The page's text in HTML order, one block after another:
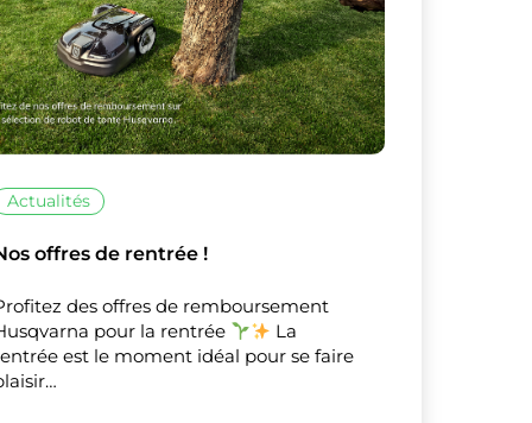
ceux que
XMasquer le bandeau
Actualités
offres de rentrée !
des offres de remboursement
pour la rentrée
La
est le moment idéal pour se faire